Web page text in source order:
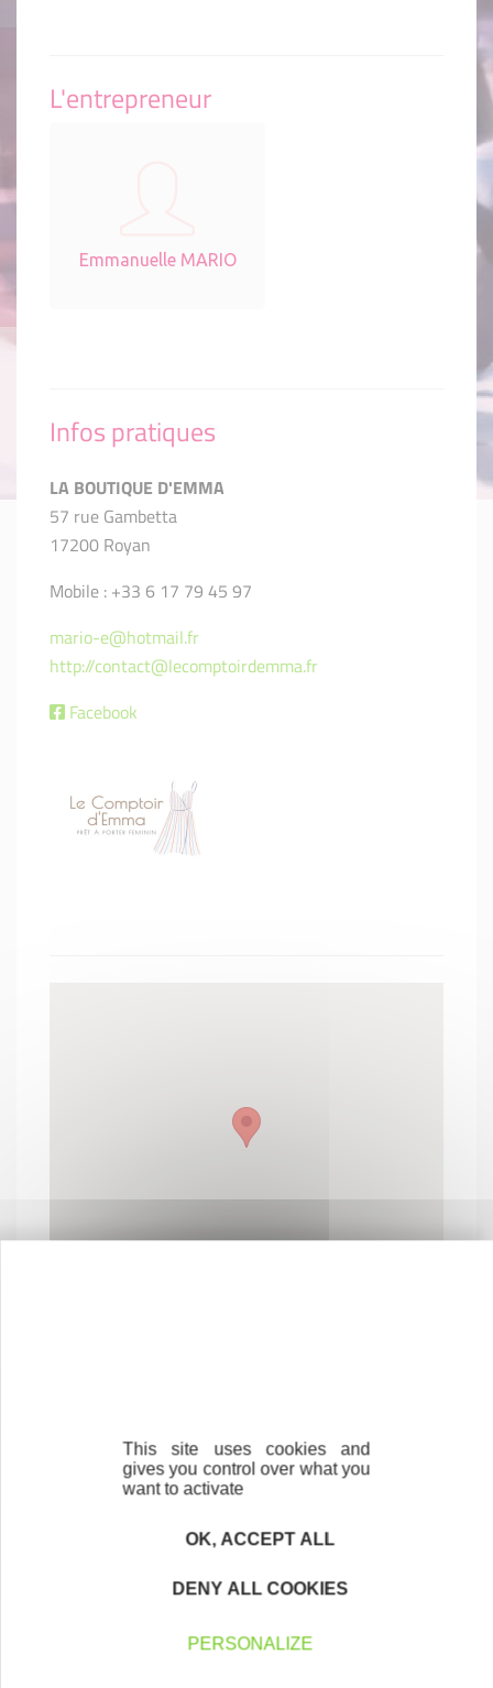
L'entrepreneur
Emmanuelle MARIO
Infos pratiques
LA BOUTIQUE D'EMMA
57 rue Gambetta
17200 Royan
Mobile : +33 6 17 79 45 97
mario-e@hotmail.fr
http://contact@lecomptoirdemma.fr
Facebook
Trouvez à qui vous adresser
This site uses cookies and
gives you control over what you
want to activate
OK, ACCEPT ALL
DENY ALL COOKIES
PERSONALIZE